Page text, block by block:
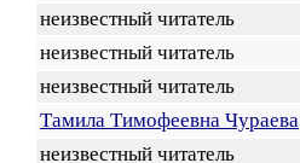
неизвестный читатель
неизвестный читатель
неизвестный читатель
Тамила Тимофеевна Чураева
неизвестный читатель